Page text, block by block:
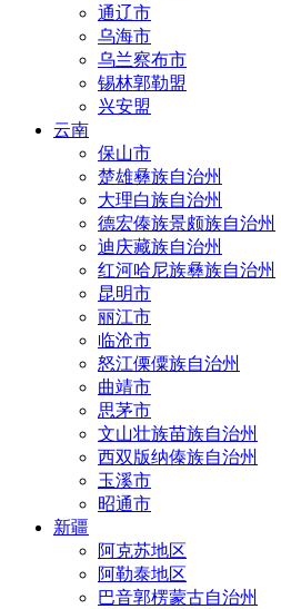
通辽市
乌海市
乌兰察布市
锡林郭勒盟
兴安盟
云南
保山市
楚雄彝族自治州
大理白族自治州
德宏傣族景颇族自治州
迪庆藏族自治州
红河哈尼族彝族自治州
昆明市
丽江市
临沧市
怒江傈僳族自治州
曲靖市
思茅市
文山壮族苗族自治州
西双版纳傣族自治州
玉溪市
昭通市
新疆
阿克苏地区
阿勒泰地区
巴音郭楞蒙古自治州